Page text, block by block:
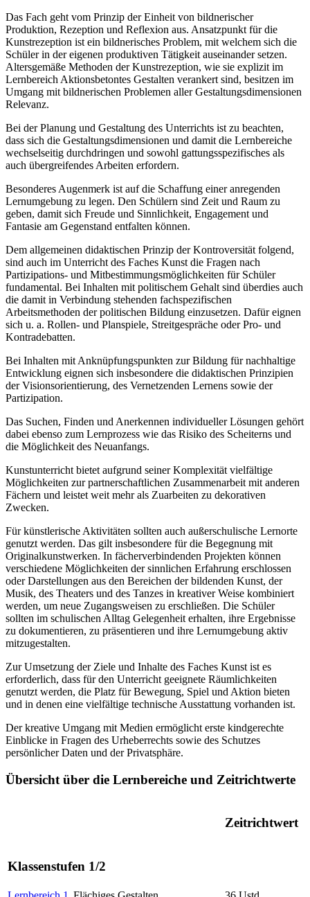
Das Fach geht vom Prinzip der Einheit von bildnerischer
Produktion, Rezeption und Reflexion aus. Ansatzpunkt für die
Kunstrezeption ist ein bildnerisches Problem, mit welchem sich die
Schüler in der eigenen produktiven Tätigkeit auseinander setzen.
Altersgemäße Methoden der Kunstrezeption, wie sie explizit im
Lernbereich Aktionsbetontes Gestalten verankert sind, besitzen im
Umgang mit bildnerischen Problemen aller Gestaltungsdimensionen
Relevanz.
Bei der Planung und Gestaltung des Unterrichts ist zu beachten,
dass sich die Gestaltungsdimensionen und damit die Lernbereiche
wechselseitig durchdringen und sowohl gattungsspezifisches als
auch übergreifendes Arbeiten erfordern.
Besonderes Augenmerk ist auf die Schaffung einer anregenden
Lernumgebung zu legen. Den Schülern sind Zeit und Raum zu
geben, damit sich Freude und Sinnlichkeit, Engagement und
Fantasie am Gegenstand entfalten können.
Dem allgemeinen didaktischen Prinzip der Kontroversität folgend,
sind auch im Unterricht des Faches Kunst die Fragen nach
Partizipations- und Mitbestimmungsmöglichkeiten für Schüler
fundamental. Bei Inhalten mit politischem Gehalt sind überdies auch
die damit in Verbindung stehenden fachspezifischen
Arbeitsmethoden der politischen Bildung einzusetzen. Dafür eignen
sich u. a. Rollen- und Planspiele, Streitgespräche oder Pro- und
Kontradebatten.
Bei Inhalten mit Anknüpfungspunkten zur Bildung für nachhaltige
Entwicklung eignen sich insbesondere die didaktischen Prinzipien
der Visionsorientierung, des Vernetzenden Lernens sowie der
Partizipation.
Das Suchen, Finden und Anerkennen individueller Lösungen gehört
dabei ebenso zum Lernprozess wie das Risiko des Scheiterns und
die Möglichkeit des Neuanfangs.
Kunstunterricht bietet aufgrund seiner Komplexität vielfältige
Möglichkeiten zur partnerschaftlichen Zusammenarbeit mit anderen
Fächern und leistet weit mehr als Zuarbeiten zu dekorativen
Zwecken.
Für künstlerische Aktivitäten sollten auch außerschulische Lernorte
genutzt werden. Das gilt insbesondere für die Begegnung mit
Originalkunstwerken. In fächerverbindenden Projekten können
verschiedene Möglichkeiten der sinnlichen Erfahrung erschlossen
oder Darstellungen aus den Bereichen der bildenden Kunst, der
Musik, des Theaters und des Tanzes in kreativer Weise kombiniert
werden, um neue Zugangsweisen zu erschließen. Die Schüler
sollten im schulischen Alltag Gelegenheit erhalten, ihre Ergebnisse
zu dokumentieren, zu präsentieren und ihre Lernumgebung aktiv
mitzugestalten.
Zur Umsetzung der Ziele und Inhalte des Faches Kunst ist es
erforderlich, dass für den Unterricht geeignete Räumlichkeiten
genutzt werden, die Platz für Bewegung, Spiel und Aktion bieten
und in denen eine vielfältige technische Ausstattung vorhanden ist.
Der kreative Umgang mit Medien ermöglicht erste kindgerechte
Einblicke in Fragen des Urheberrechts sowie des Schutzes
persönlicher Daten und der Privatsphäre.
Übersicht über die Lernbereiche und Zeitrichtwerte
Zeitrichtwert
Klassenstufen 1/2